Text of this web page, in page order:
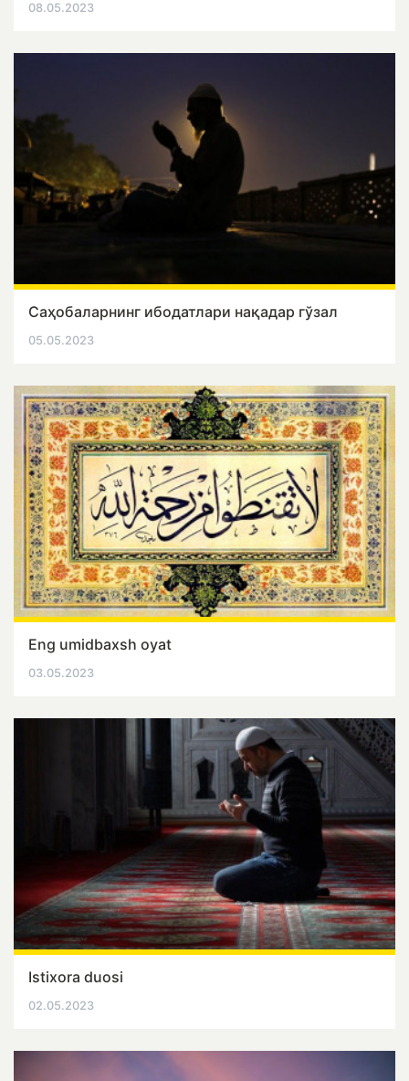
08.05.2023
Саҳобаларнинг ибодатлари нақадар гўзал
05.05.2023
Eng umidbaxsh oyat
03.05.2023
Istixora duosi
02.05.2023